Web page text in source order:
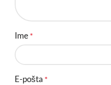
Ime *
E-pošta *